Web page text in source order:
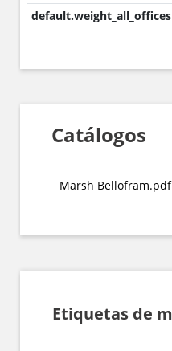
default.weight_all_offices
Catálogos
Marsh Bellofram.pdf
Etiquetas de